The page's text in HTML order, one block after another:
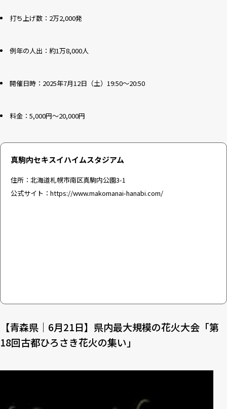
会」
沼津夏まつり・狩野川花火大会」
サマーフェスティバル海上花火大会」
24
【三重県｜7月26日】夜空を彩る夏の風物詩「津花火大会」
25
【大阪府｜9月21日】昨年度の出生数の花火が打ちあがる「水
都くらわんか花火大会」
打ち上げ数：2万2,000発
例年の人出：約1万8,000人
開催日時：2025年7月12日（土）19:50～20:50
料金：5,000円～20,000円
真駒内セキスイハイムスタジアム
住所：北海道札幌市南区真駒内公園3-1
公式サイト： https://www.makomanai-hanabi.com/
【青森県｜6月21日】県内最大規模の花火大会「第
18回古都ひろさき花火の集い」